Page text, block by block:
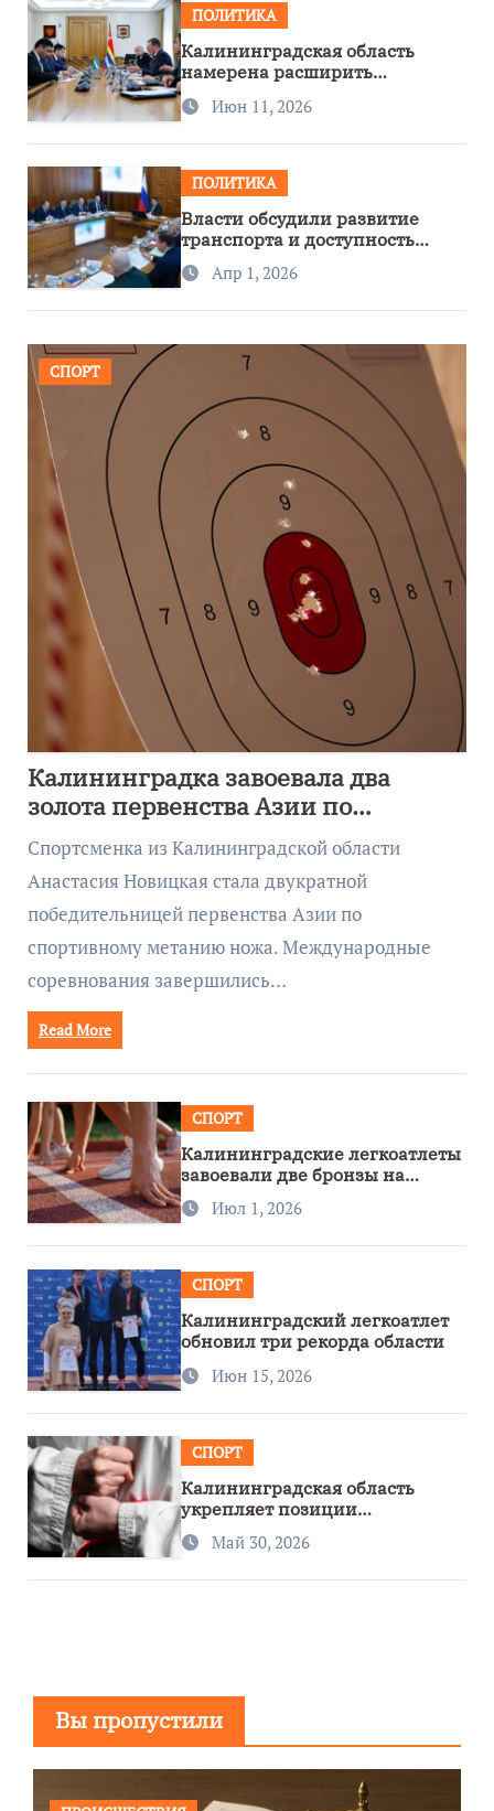
ПОЛИТИКА
Калининградская область
намерена расширить
сотрудничество с Узбекистаном
Июн 11, 2026
ПОЛИТИКА
Власти обсудили развитие
транспорта и доступность
региона
Апр 1, 2026
СПОРТ
Калининградка завоевала два
золота первенства Азии по
метанию ножа
Спортсменка из Калининградской области
Анастасия Новицкая стала двукратной
победительницей первенства Азии по
спортивному метанию ножа. Международные
соревнования завершились…
Read More
СПОРТ
Калининградские легкоатлеты
завоевали две бронзы на
первенстве России
Июл 1, 2026
СПОРТ
Калининградский легкоатлет
обновил три рекорда области
Июн 15, 2026
СПОРТ
Калининградская область
укрепляет позиции
спортивного региона
Май 30, 2026
Вы пропустили